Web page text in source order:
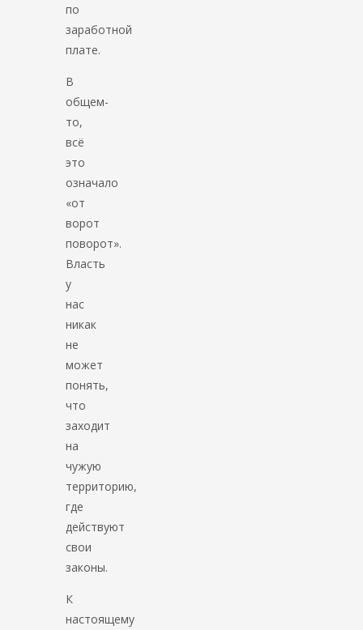
по
заработной
плате.
В
общем-
то,
всё
это
означало
«от
ворот
поворот».
Власть
у
нас
никак
не
может
понять,
что
заходит
на
чужую
территорию,
где
действуют
свои
законы.
К
настоящему